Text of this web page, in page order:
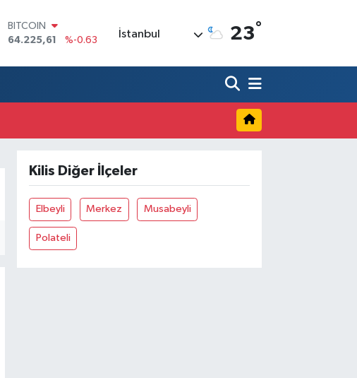
BITCOIN
64.225,61
%-0.63
47,7143
%0.16
GRAM ALTIN
BİST100
İstanbul 23°
Kilis Diğer İlçeler
Elbeyli Merkez Musabeyli
Polateli